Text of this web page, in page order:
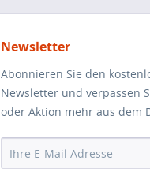
Newsletter
Abonnieren Sie den
Newsletter und verpassen
oder Aktion mehr aus dem